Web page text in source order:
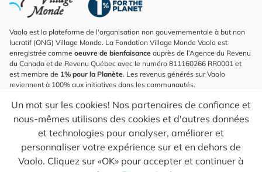
Un mot sur les cookies! Nos partenaires de confiance et
nous-mêmes utilisons des cookies et d'autres données
et technologies pour analyser, améliorer et
personnaliser votre expérience sur et en dehors de
Vaolo. Cliquez sur «OK» pour accepter et continuer à
Vaolo est la plateforme de l'organisation non gouvernementale à but non
lucratif (ONG) Village Monde. La Fondation Village Monde Vaolo est
enregistrée comme oeuvre de bienfaisance auprès de l’Agence du Revenu
du Canada et de Revenu Québec avec le numéro 811160266 RR0001 et
est membre de 1% pour la Planète. Les revenus générés sur Vaolo
reviennent à 100% aux initiatives dans les communautés.
S'inscrire à l'infolettre
Pour connaître les nouveautés, suivre nos explorateurs et recevoir des
astuces pour des voyages plus conscients.
Ton courriel Envoyer